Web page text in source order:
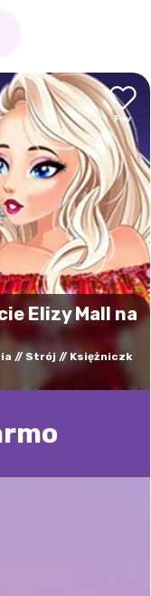
Elizy Mall na
Strój
Księżniczk